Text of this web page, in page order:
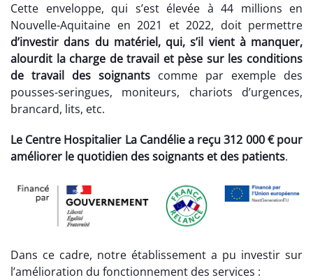
Cette enveloppe, qui s’est élevée à 44 millions en
Nouvelle-Aquitaine en 2021 et 2022, doit permettre
d’investir dans du matériel, qui, s’il vient à manquer,
alourdit la charge de travail et pèse sur les conditions
de travail des soignants comme par exemple des
pousses-seringues, moniteurs, chariots d’urgences,
brancard, lits, etc.
Le Centre Hospitalier La Candélie a reçu 312 000 € pour
améliorer le quotidien des soignants et des patients.
Dans ce cadre, notre établissement a pu investir sur
l’amélioration du fonctionnement des services :